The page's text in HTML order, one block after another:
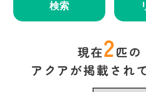
検索
現在2匹の
アクアが掲載され